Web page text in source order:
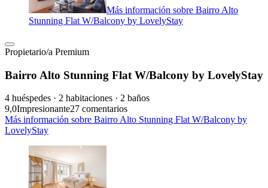
Más información sobre Bairro Alto
Stunning Flat W/Balcony by LovelyStay
Propietario/a Premium
Bairro Alto Stunning Flat W/Balcony by LovelyStay
4 huéspedes · 2 habitaciones · 2 baños
9,0Impresionante27 comentarios
Más información sobre Bairro Alto Stunning Flat W/Balcony by
LovelyStay